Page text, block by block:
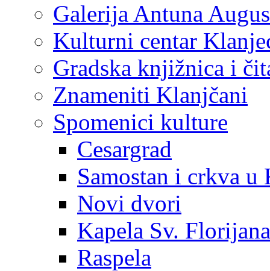
Galerija Antuna
Kulturni centar
Gradska knjižnica i
Znameniti Klanjčani
Spomenici kulture
Cesargrad
Samostan i crkva u
Novi dvori
Kapela Sv. Florijana
Raspela